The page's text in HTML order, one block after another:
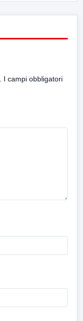
I campi obbligatori